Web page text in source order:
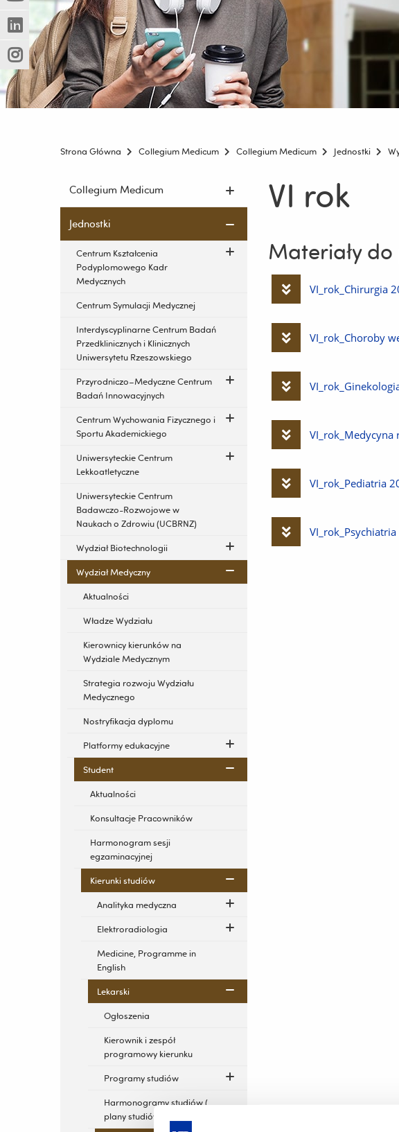
innej
strony)
okno)
do
innej
strony)
(Nowe
okno)
(Link
do
innej
strony)
(Nowe
okno)
(Link
do
innej
strony)
Strona Główna Collegium Medicum Collegium Medicum Jednostki
Pomiń
i
przejdź
do
treści
Collegium Medicum
Jednostki
Centrum Kształcenia
Podyplomowego Kadr
Medycznych
Centrum Symulacji Medycznej
Interdyscyplinarne Centrum Badań
Przedklinicznych i Klinicznych
Uniwersytetu Rzeszowskiego
Przyrodniczo–Medyczne Centrum
Badań Innowacyjnych
Centrum Wychowania Fizycznego i
Sportu Akademickiego
Uniwersyteckie Centrum
Lekkoatletyczne
Uniwersyteckie Centrum
Badawczo-Rozwojowe w
Naukach o Zdrowiu (UCBRNZ)
Wydział Biotechnologii
Wydział Medyczny
Aktualności
Władze Wydziału
Kierownicy kierunków na
Wydziale Medycznym
Strategia rozwoju Wydziału
Medycznego
Nostryfikacja dyplomu
Platformy edukacyjne
Student
Aktualności
Konsultacje Pracowników
Harmonogram sesji
egzaminacyjnej
Kierunki studiów
Analityka medyczna
Elektroradiologia
Medicine, Programme in
English
Lekarski
Ogłoszenia
Kierownik i zespół
programowy kierunku
Programy studiów
Harmonogramy studiów (
plany studiów)
VI rok
Materiały
Pobierz
VI_rok_Chirurgia
Pobierz
VI_rok_Choroby
Pobierz
Pobierz
Pobierz
VI_rok_Pediatria
Pobierz